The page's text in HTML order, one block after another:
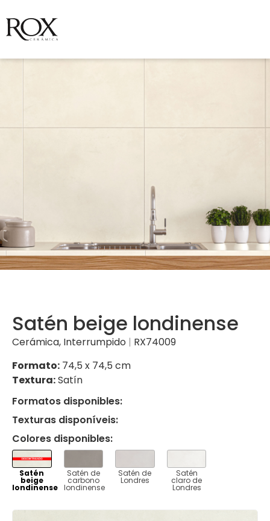
Satén beige londinense
Cerámica, Interrumpido | RX74009
Formato: 74,5 x 74,5 cm
Textura:Satín
Formatos disponibles:
Texturas disponíveis:
Colores disponibles:
VER
Satén
beige
londinense
Satén de
carbono
londinense
Satén de
Londres
Satén
claro de
Londres